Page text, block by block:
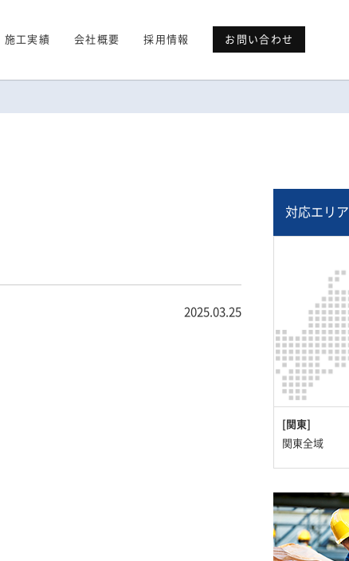
施工実績 会社概要 採用情報 お問い合わせ
2025.03.25
対応エリア
[関東]
関東全域